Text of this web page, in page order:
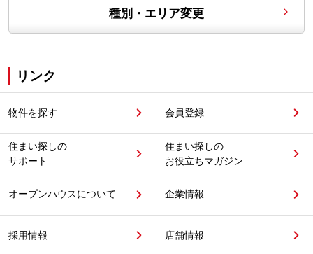
種別・エリア変更
リンク
物件を探す 会員登録
住まい探しの
サポート
住まい探しの
お役立ちマガジン
オープンハウスについて 企業情報
採用情報 店舗情報